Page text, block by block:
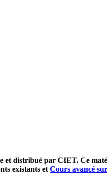
et distribué par CIET. Ce
existants et Cours avancé